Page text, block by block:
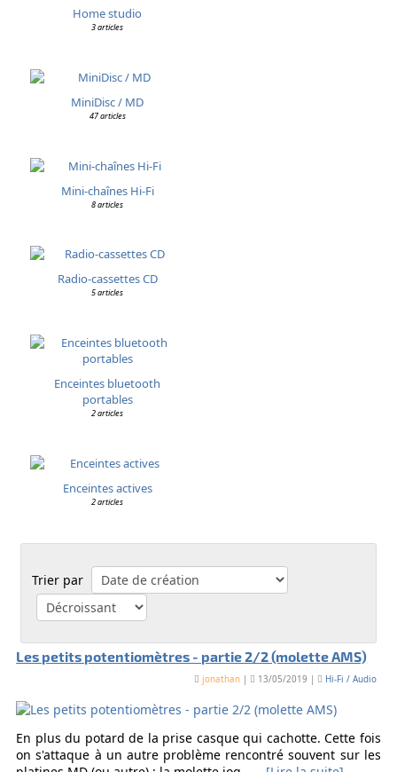
Home studio
3 articles
MiniDisc / MD
47 articles
Mini-chaînes Hi-Fi
8 articles
Radio-cassettes CD
5 articles
Enceintes bluetooth
portables
2 articles
Enceintes actives
2 articles
Trier par
Les petits potentiomètres - partie 2/2 (molette AMS)
jonathan| 13/05/2019 | Hi-Fi / Audio
En plus du potard de la prise casque qui cachotte. Cette fois
on s'attaque à un autre problème rencontré souvent sur les